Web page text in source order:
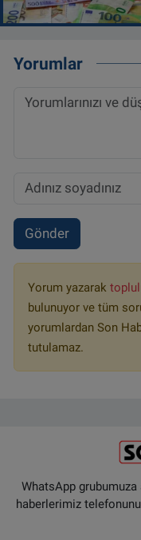
Yorumlar
Gönder
Yorum yazarak
bulunuyor ve tüm
yorumlardan Son
tutulamaz.
WhatsApp grubumuza
haberlerimiz